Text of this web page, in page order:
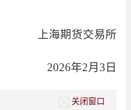
上海期货交易所
年2月3日
关闭窗口